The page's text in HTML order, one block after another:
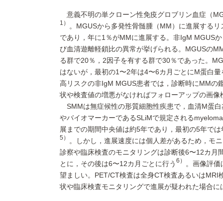
意義不明の単クローン性免疫グロブリン血症（
1）
。MGUSから多発性骨髄腫（MM）に進展する
であり，年に1％がMMに進展する。非IgM MGUS
び血清遊離軽鎖比の異常が挙げられる。MGUSの
る群で20％，2因子を有する群で30％であった。
はないが，最初の1〜2年は4〜6カ月ごとにM蛋白
高リスクの非IgM MGUS患者では，診断時にMMの
状や検査値の増悪がなければフォローアップの画像
SMMは無症候性の形質細胞性疾患で，血清M蛋
やバイオマーカーであるSLiMで規定される
展までの期間中央値は約5年であり，最初の5年で
5）
。しかし，進展速度には個人差があるため，モ
診察や臨床検査のモニタリングは診断後6〜12カ
とに，その後は6〜12カ月ごとに行う 6）
。画像評
望ましい。PET/CT検査は全身CT検査あるいは
状や臨床検査モニタリングで進展が疑われた場合